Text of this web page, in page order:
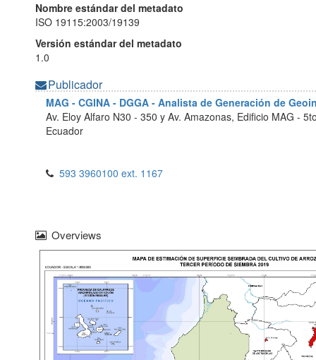
Nombre estándar del metadato
ISO 19115:2003/19139
Versión estándar del metadato
1.0
Publicador
MAG - CGINA - DGGA - Analista de Generación de
Av. Eloy Alfaro N30 - 350 y Av. Amazonas, Edificio MAG -
Ecuador
593 3960100 ext. 1167
Overviews